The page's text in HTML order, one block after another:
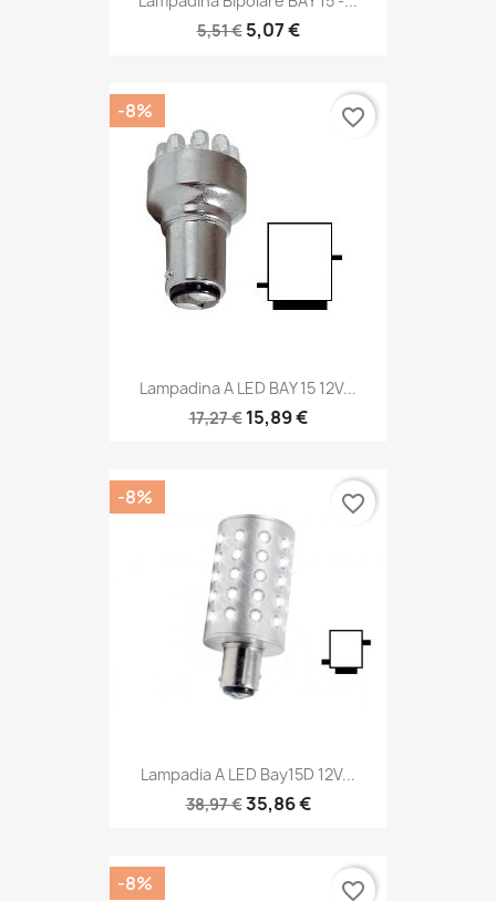
5,51 € 5,07 €
Lampadina A LED BAY 15 12V...
17,27 € 15,89 €
-8% favorite_border
Lampadia A LED Bay15D 12V...
38,97 €35,86 €
-8% favorite_border
-8% favorite_border